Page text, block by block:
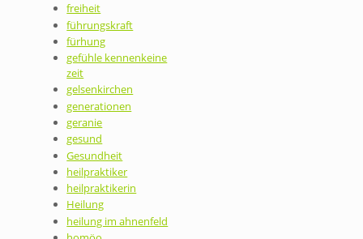
freiheit
führungskraft
fürhung
gefühle kennenkeine
zeit
gelsenkirchen
generationen
geranie
gesund
Gesundheit
heilpraktiker
heilpraktikerin
Heilung
heilung im ahnenfeld